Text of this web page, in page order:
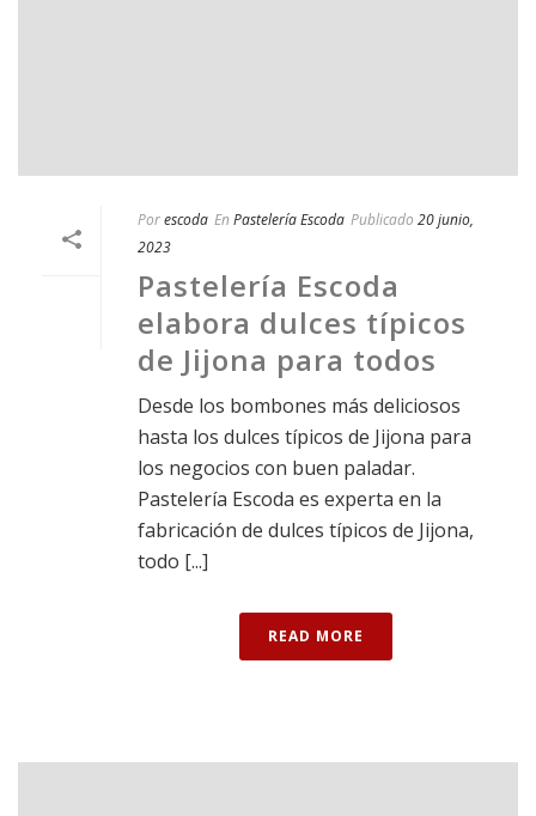
Porescoda En Pastelería Escoda Publicado 20 junio,
2023
Pastelería Escoda
elabora dulces típicos
de Jijona para todos
Desde los bombones más deliciosos
hasta los dulces típicos de Jijona para
los negocios con buen paladar.
Pastelería Escoda es experta en la
fabricación de dulces típicos de Jijona,
todo [...]
READ MORE